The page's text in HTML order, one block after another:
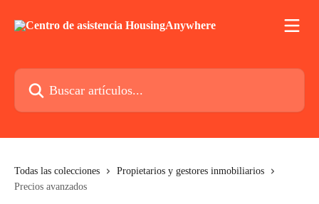
Buscar artículos...
Todas las colecciones
Propietarios y gestores inmobiliarios
Precios avanzados